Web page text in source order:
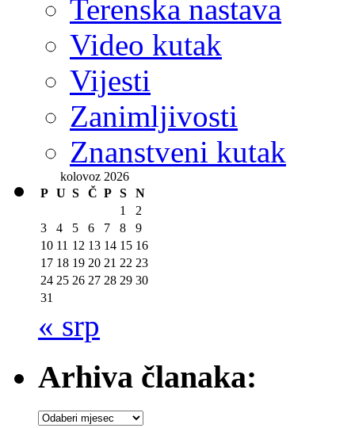
Terenska nastava
Video kutak
Vijesti
Zanimljivosti
Znanstveni kutak
kolovoz 2026
P U S Č P S
N
1
2
3
4 5 6 7 8
9
10 11 12 13 14 15 16
17 18 19 20 21 22 23
24 25 26 27 28 29 30
31
« srp
Arhiva članaka:
Arhiva